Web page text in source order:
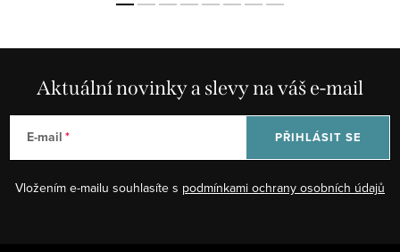
Aktuální novinky a slevy na váš e-mail
E-mail
Vložením e-mailu souhlasíte s podmínkami ochrany osobních údajů
PŘIHLÁSIT SE